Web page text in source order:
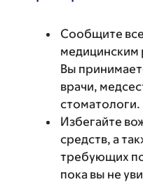
Сообщите
медицинским
Вы
врачи,
стоматологи.
Избегайте
средств, а
требующих
пока вы не